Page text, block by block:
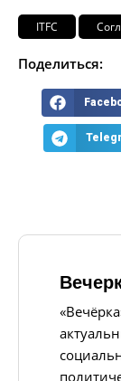
ITFC
Поделиться: